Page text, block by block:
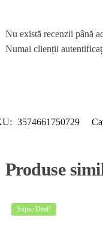
Nu există recenzii până
Numai clienții
3574661750729
Produse
Super Deal!